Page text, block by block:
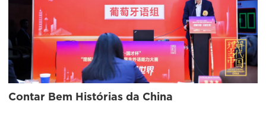
Contar Bem Histórias da China